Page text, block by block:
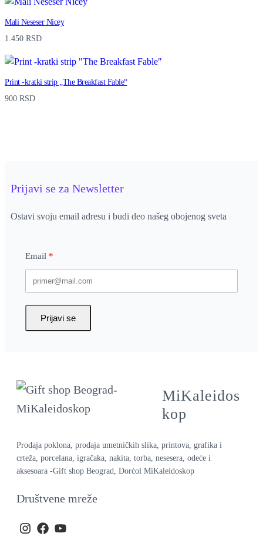
Mali Neseser Nicey
1.450 RSD
Print -kratki strip „The Breakfast Fable“
900 RSD
Prijavi se za Newsletter
Ostavi svoju email adresu i budi deo našeg obojenog sveta
Email
Prijavi se
MiKaleidos
kop
Prodaja poklona, prodaja umetničkih slika, printova, grafika i
crteža, porcelana, igračaka, nakita, torba, nesesera, odeće i
aksesoara -Gift shop Beograd, Dorćol MiKaleidoskop
Društvene mreže